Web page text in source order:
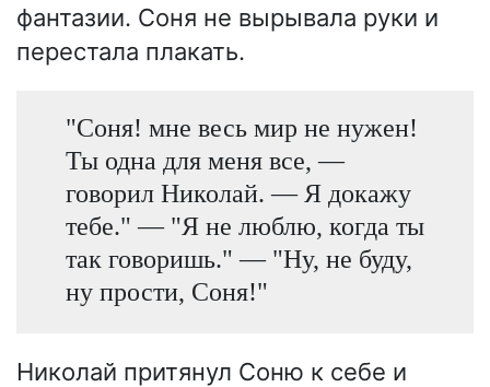
фантазии. Соня не вырывала руки и
перестала плакать.
"Соня! мне весь мир не нужен!
Ты одна для меня все, —
говорил Николай. — Я докажу
тебе." — "Я не люблю, когда ты
так говоришь." — "Ну, не буду,
ну прости, Соня!"
Николай притянул Соню к себе и